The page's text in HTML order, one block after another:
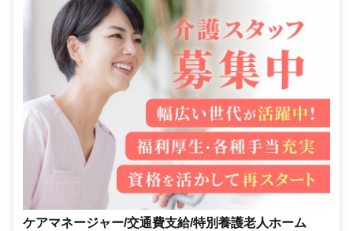
ケアマネージャー/交通費支給/特別養護老人ホーム